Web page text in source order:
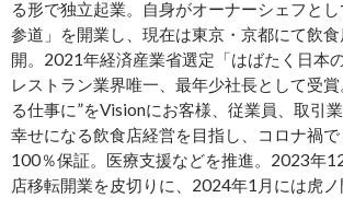
る形で独立起業。自身がオーナーシェフと
参道」を開業し、現在は東京・京都にて飲
開。2021年経済産業省選定「はばたく日本
レストラン業界唯一、最年少社長として受
る仕事に”をVisionにお客様、従業員、取引
幸せになる飲食店経営を目指し、コロナ禍
100％保証。医療支援などを推進。2023年
店移転開業を皮切りに、2024年1月には虎